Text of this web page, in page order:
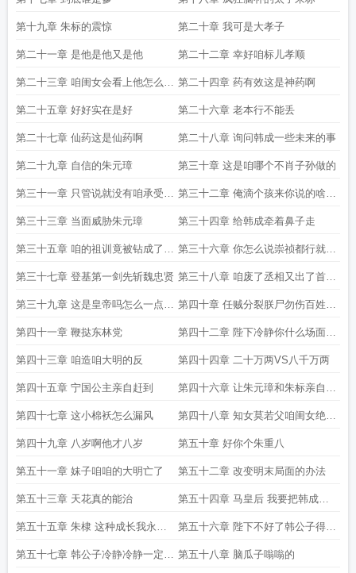
第十九章 朱标的震惊 第二十章 我可是大孝子
第二十一章 是他是他又是他 第二十二章 幸好咱标儿孝顺
第二十三章 咱闺女会看上他怎么可
能
第二十四章 药有效这是神药啊
第二十五章 好好实在是好 第二十六章 老本行不能丢
第二十七章 仙药这是仙药啊 第二十八章 询问韩成一些未来的事
第二十九章 自信的朱元璋 第三十章 这是咱哪个不肖子孙做的
第三十一章 只管说就没有咱承受不
了的事
第三十二章 俺滴个孩来你说的啥咱
的大明亡了
第三十三章 当面威胁朱元璋 第三十四章 给韩成牵着鼻子走
第三十五章 咱的祖训竟被钻成了筛
子
第三十六章 你怎么说崇祯都行就是
不能说他不勤政
第三十七章 登基第一剑先斩魏忠贤 第三十八章 咱废了丞相又出了首辅
那咱这丞相不是白废了吗
第三十九章 这是皇帝吗怎么一点帝
王权术都没有
第四十章 任贼分裂朕尸勿伤百姓一
人
第四十一章 鞭挞东林党 第四十二章 陛下冷静你什么场面没
有经历过这些算什么一定要冷静
第四十三章 咱造咱大明的反 第四十四章 二十万两VS八千万两
第四十五章 宁国公主亲自赶到 第四十六章 让朱元璋和朱标亲自抬
着走的人
第四十七章 这小棉袄怎么漏风 第四十八章 知女莫若父咱闺女绝对
不会对韩成动心
第四十九章 八岁啊他才八岁 第五十章 好你个朱重八
第五十一章 妹子咱咱的大明亡了 第五十二章 改变明末局面的办法
第五十三章 天花真的能治 第五十四章 马皇后 我要把韩成收
为义子
第五十五章 朱棣 这种成长我永远
都不想要
第五十六章 陛下不好了韩公子得病
了
第五十七章 韩公子冷静冷静一定要 第五十八章 脑瓜子嗡嗡的